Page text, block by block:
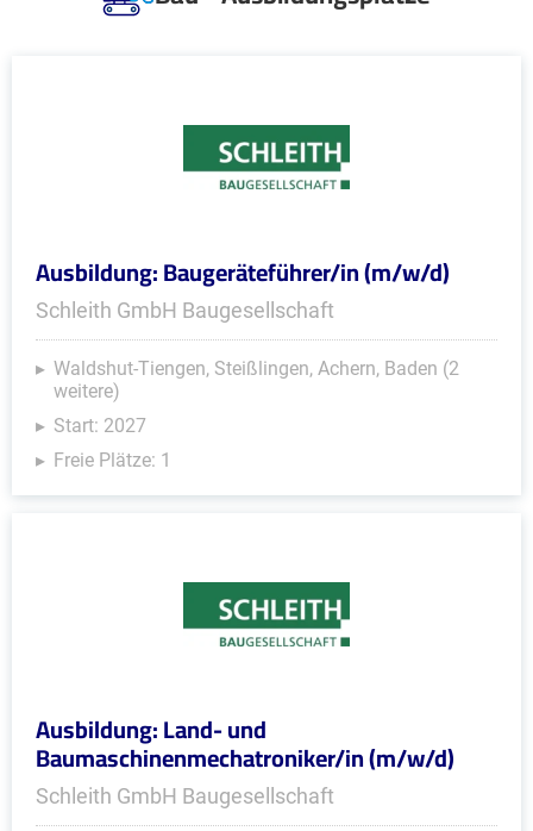
Ausbildung: Baugeräteführer/in (m/w/d)
Schleith GmbH Baugesellschaft
Waldshut-Tiengen, Steißlingen, Achern, Baden (2
weitere)
Start: 2027
Freie Plätze: 1
Ausbildung: Land- und
Baumaschinenmechatroniker/in (m/w/d)
Schleith GmbH Baugesellschaft